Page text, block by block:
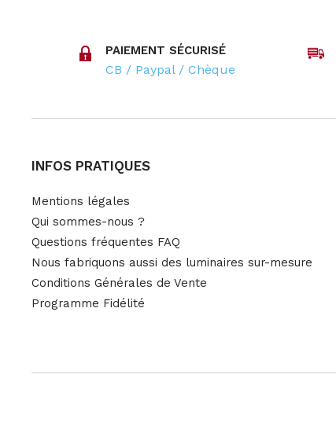
PAIEMENT SÉCURISÉ
CB / Paypal / Chèque
INFOS PRATIQUES
Mentions légales
Qui sommes-nous ?
Questions fréquentes FAQ
Nous fabriquons aussi des luminaires sur-mesure
Conditions Générales de Vente
Programme Fidélité